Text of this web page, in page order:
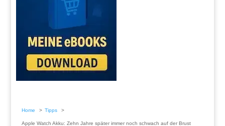
Home Tipps
Apple Watch Akku: Zehn Jahre später immer noch schwach auf der Brust